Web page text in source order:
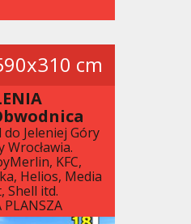
cm
do Jeleniej Góry
KFC,
Helios, Media
Shell itd.
PLANSZA